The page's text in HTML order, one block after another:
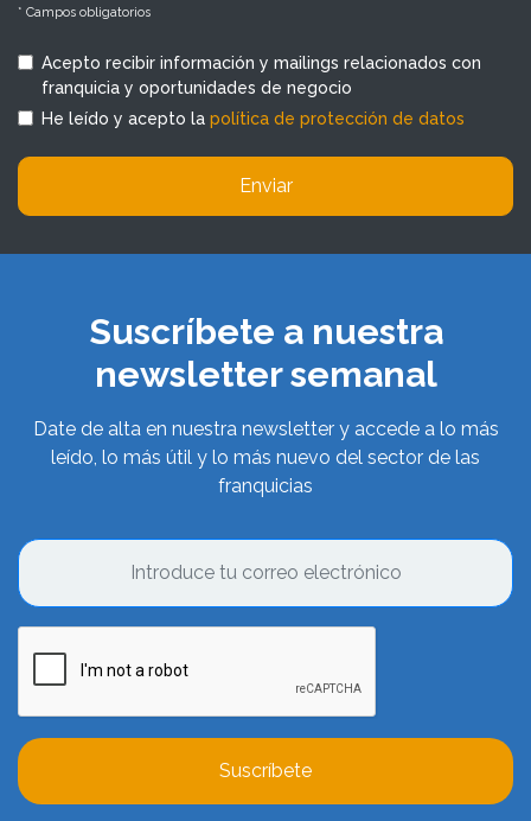
* Campos obligatorios
Acepto recibir información y mailings relacionados con
franquicia y oportunidades de negocio
He leído y acepto la política de protección de datos
Enviar
Suscríbete a nuestra
newsletter semanal
Date de alta en nuestra newsletter y accede a lo más
leído, lo más útil y lo más nuevo del sector de las
franquicias
Suscríbete